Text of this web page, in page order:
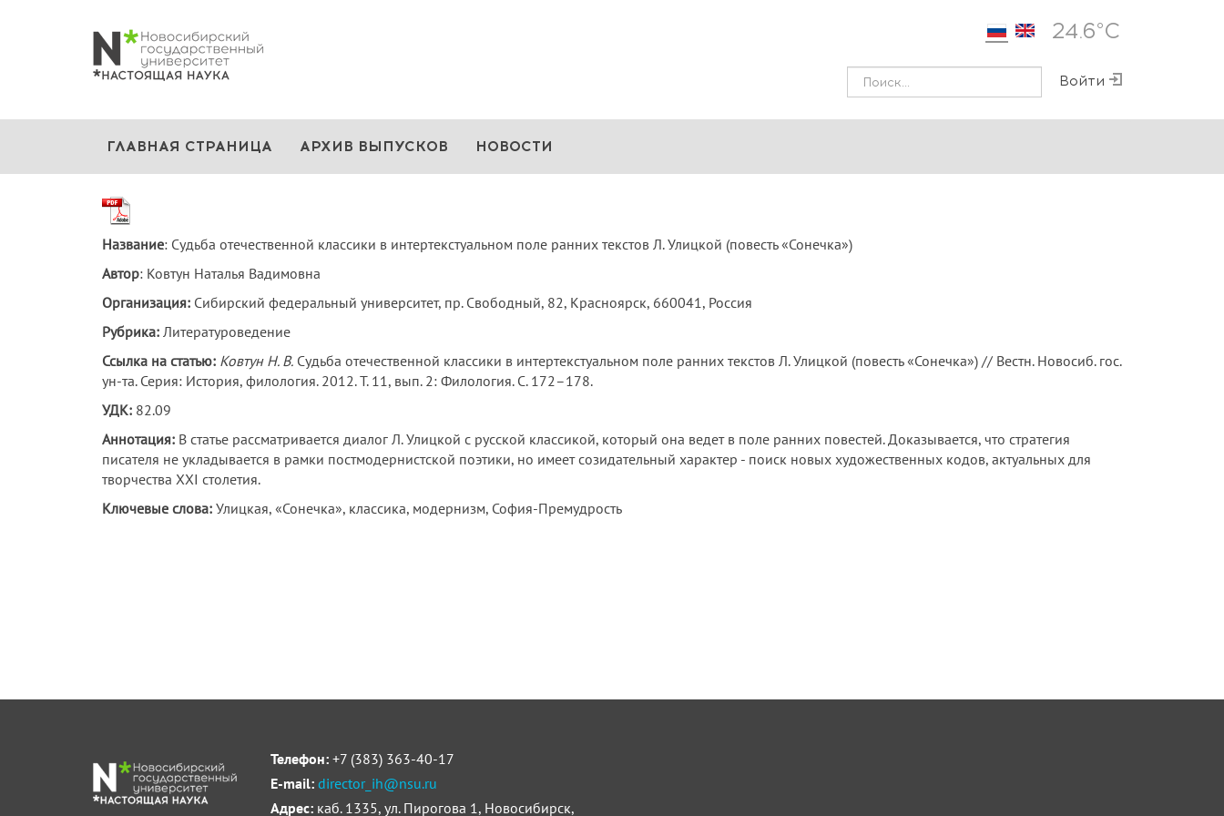
24.6°С
Войти
ГЛАВНАЯ СТРАНИЦА АРХИВ ВЫПУСКОВ НОВОСТИ
Название: Судьба отечественной классики в интертекстуальном поле ранних текстов Л. Улицкой (повесть «Сонечка»)
Автор: Ковтун Наталья Вадимовна
Организация: Сибирский федеральный университет, пр. Свободный, 82, Красноярск, 660041, Россия
Рубрика: Литературоведение
Ссылка на статью: Ковтун Н. В. Судьба отечественной классики в интертекстуальном поле ранних текстов Л. Улицкой (повесть «Сонечка») // Вестн. Новосиб. гос.
ун-та. Серия: История, филология. 2012. Т. 11, вып. 2: Филология. С. 172–178.
УДК: 82.09
Аннотация: В статье рассматривается диалог Л. Улицкой с русской классикой, который она ведет в поле ранних повестей. Доказывается, что стратегия
писателя не укладывается в рамки постмодернистской поэтики, но имеет созидательный характер - поиск новых художественных кодов, актуальных для
творчества ХХI столетия.
Ключевые слова: Улицкая, «Сонечка», классика, модернизм, София-Премудрость
Телефон: +7 (383) 363-40-17
E-mail: director_ih@nsu.ru
Адрес: каб. 1335, ул. Пирогова 1, Новосибирск,